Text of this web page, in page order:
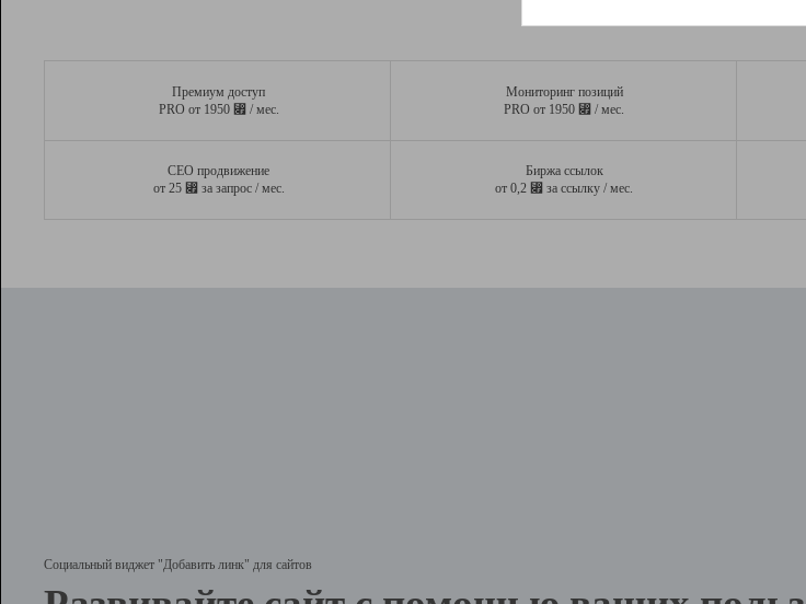
Премиум доступ
PRO от 1950 ⃏ / мес.
Мониторинг позиций
PRO от 1950 ⃏ / мес.
СЕО продвижение
от 25 ⃏ за запрос / мес.
Биржа ссылок
от 0,2 ⃏ за ссылку / мес.
Социальный виджет "Добавить линк" для сайтов